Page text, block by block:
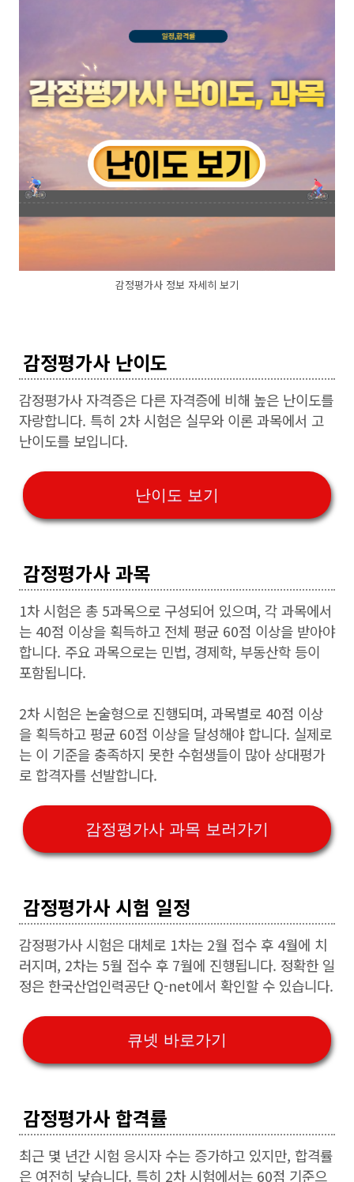
감정평가사 정보 자세히 보기
감정평가사 난이도
감정평가사 자격증은 다른 자격증에 비해 높은 난이도를
자랑합니다. 특히 2차 시험은 실무와 이론 과목에서 고
난이도를 보입니다.
난이도 보기
감정평가사 과목
1차 시험은 총 5과목으로 구성되어 있으며, 각 과목에서
는 40점 이상을 획득하고 전체 평균 60점 이상을 받아야
합니다. 주요 과목으로는 민법, 경제학, 부동산학 등이
포함됩니다.
2차 시험은 논술형으로 진행되며, 과목별로 40점 이상
을 획득하고 평균 60점 이상을 달성해야 합니다. 실제로
는 이 기준을 충족하지 못한 수험생들이 많아 상대평가
로 합격자를 선발합니다.
감정평가사 과목 보러가기
감정평가사 시험 일정
감정평가사 시험은 대체로 1차는 2월 접수 후 4월에 치
러지며, 2차는 5월 접수 후 7월에 진행됩니다. 정확한 일
정은 한국산업인력공단 Q-net에서 확인할 수 있습니다.
큐넷 바로가기
감정평가사 합격률
최근 몇 년간 시험 응시자 수는 증가하고 있지만, 합격률
은 여전히 낮습니다. 특히 2차 시험에서는 60점 기준으